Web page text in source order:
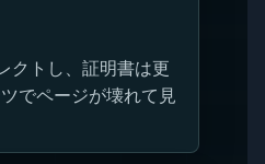
クトし、証明書は更
でページが壊れて見